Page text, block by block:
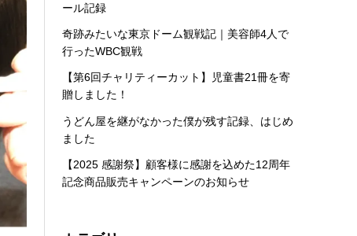
ール記録
奇跡みたいな東京ドーム観戦記｜美容師4人で
行ったWBC観戦
【第6回チャリティーカット】児童書21冊を寄
贈しました！
うどん屋を継がなかった僕が残す記録、はじめ
ました
【2025 感謝祭】顧客様に感謝を込めた12周年
記念商品販売キャンペーンのお知らせ